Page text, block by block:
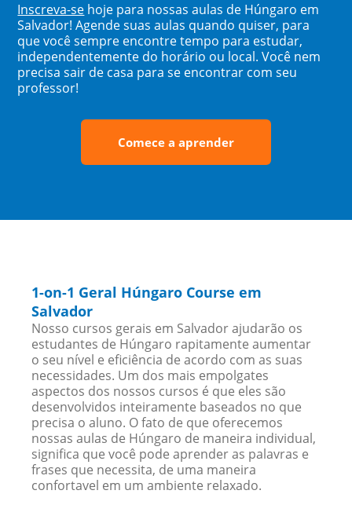
Inscreva-se hoje para nossas aulas de Húngaro em
Salvador! Agende suas aulas quando quiser, para
que você sempre encontre tempo para estudar,
independentemente do horário ou local. Você nem
precisa sair de casa para se encontrar com seu
professor!
Comece a aprender
1-on-1 Geral Húngaro Course em
Salvador
Nosso cursos gerais em Salvador ajudarão os
estudantes de Húngaro rapitamente aumentar
o seu nível e eficiência de acordo com as suas
necessidades. Um dos mais empolgates
aspectos dos nossos cursos é que eles são
desenvolvidos inteiramente baseados no que
precisa o aluno. O fato de que oferecemos
nossas aulas de Húngaro de maneira individual,
significa que você pode aprender as palavras e
frases que necessita, de uma maneira
confortavel em um ambiente relaxado.